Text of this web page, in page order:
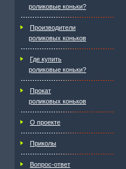
роликовые коньки?
Производители
роликовых коньков
Где купить
роликовые коньки?
Прокат
роликовых коньков
О проекте
Приколы
Вопрос-ответ